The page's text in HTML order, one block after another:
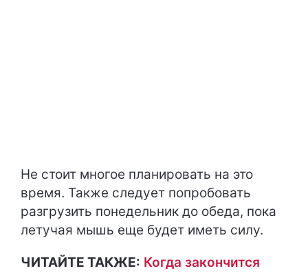
Не стоит многое планировать на это
время. Также следует попробовать
разгрузить понедельник до обеда, пока
летучая мышь еще будет иметь силу.
ЧИТАЙТЕ ТАКЖЕ: Когда закончится